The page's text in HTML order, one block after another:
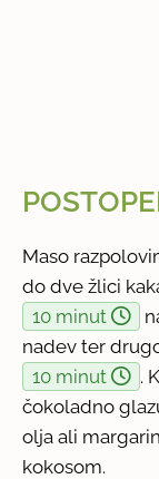
Maso
do dve žlici
10 minut
nadev ter
10 minut
.
čokoladno
olja ali
kokosom.